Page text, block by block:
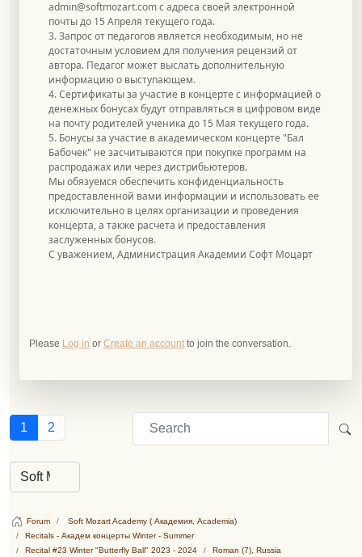
admin@softmozart.comс адреса своей электронной
почты до 15 Апреля текущего года.
3. Запрос от педагогов является необходимым, но не
достаточным условием для получения рецензий от
автора. Педагог может выслать дополнительную
информацию о выступающем.
4. Сертификаты за участие в концерте с информацией о
денежных бонусах будут отправляться в цифровом виде
на почту родителей ученика до 15 Мая текущего года.
5. Бонусы за участие в академическом концерте "Бал
Бабочек" не засчитываются при покупке программ на
распродажах или через дистрибьютеров.
Мы обязуемся обеспечить конфиденциальность
предоставленной вами информации и использовать ее
исключительно в целях организации и проведения
концерта, а также расчета и предоставления
заслуженных бонусов.
С уважением, Администрация Академии Софт Моцарт
Please Log in or Create an account to join the conversation.
1 2
Forum
Soft Mozart Academy ( Академия, Academia)
Recitals - Академ концерты Winter - Summer
Recital #23 Winter "Butterfly Ball" 2023 - 2024
Roman (7), Russia